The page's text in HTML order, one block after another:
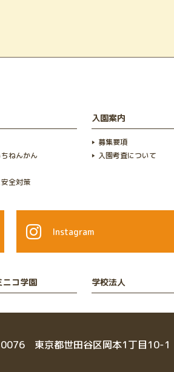
ねんかん
全対策
入園案内
募集要項
入園考査について
Instagram
ニコ学園 学校法人
東京都世田谷区岡本1丁目10-1